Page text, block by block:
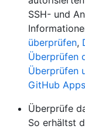
SSH- und
überprüfen,
Überprüfen
Überprüfen
GitHub Apps
Überprüfe
So erhältst